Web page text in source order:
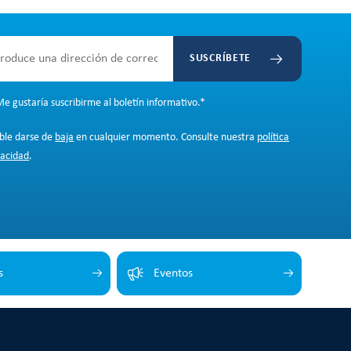
SUSCRÍBETE
gustaría suscribirme al boletín informativo.*
darse de baja en cualquier momento. Consulte nuestra política
.
Eventos